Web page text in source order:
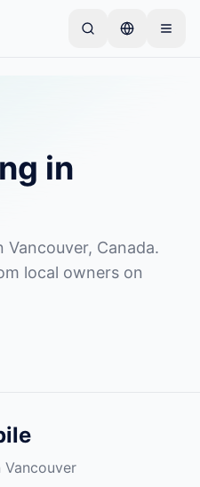
bază.
Doar anunțuri verificate
in
Canada.
local owners on